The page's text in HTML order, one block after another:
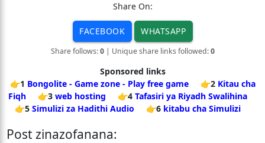
Share On:
FACEBOOK WHATSAPP
Share follows:0| Unique share links followed:0
Sponsored links
👉1 Bongolite - Game zone - Play free game 👉2 Kitau cha
Fiqh
👉3 web hosting 👉4 Tafasiri ya Riyadh Swalihina
👉5 Simulizi za Hadithi Audio 👉6 kitabu cha Simulizi
Post zinazofanana: